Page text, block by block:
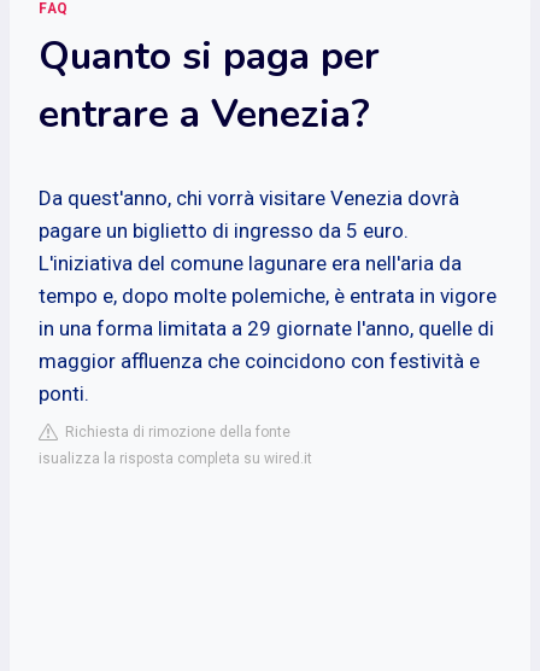
FAQ
Quanto si paga per
entrare a Venezia?
Da quest'anno, chi vorrà visitare Venezia dovrà
pagare un biglietto di ingresso da 5 euro.
L'iniziativa del comune lagunare era nell'aria da
tempo e, dopo molte polemiche, è entrata in vigore
in una forma limitata a 29 giornate l'anno, quelle di
maggior affluenza che coincidono con festività e
ponti.
Richiesta di rimozione della fonte
isualizza la risposta completa su wired.it